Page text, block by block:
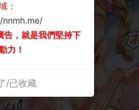
：
nnmh.me/
告，就是我們堅持下
力！
/已收藏